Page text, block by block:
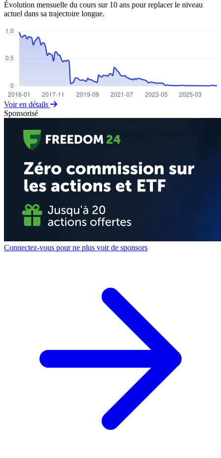
Évolution mensuelle du cours sur 10 ans pour replacer le niveau
actuel dans sa trajectoire longue.
Voir en détails
Sponsorisé
Connectez-vous pour ne plus voir de sponsors